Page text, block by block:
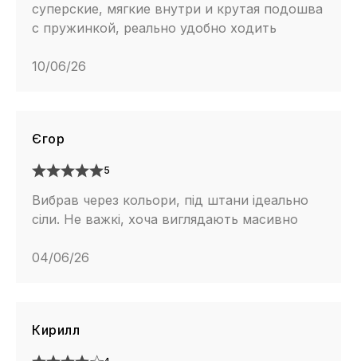
суперские, мягкие внутри и крутая подошва
с пружинкой, реально удобно ходить
10/06/26
Єгор
5
Вибрав через кольори, під штани ідеально
сіли. Не важкі, хоча виглядають масивно
04/06/26
Кирилл